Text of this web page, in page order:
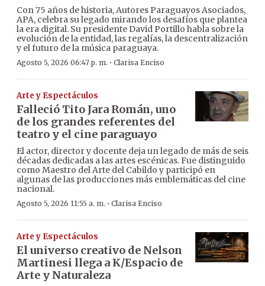
Con 75 años de historia, Autores Paraguayos Asociados,
APA, celebra su legado mirando los desafíos que plantea
la era digital. Su presidente David Portillo habla sobre la
evolución de la entidad, las regalías, la descentralización
y el futuro de la música paraguaya.
Agosto 5, 2026 06:47 p. m. · Clarisa Enciso
Arte y Espectáculos
Falleció Tito Jara Román, uno
de los grandes referentes del
teatro y el cine paraguayo
El actor, director y docente deja un legado de más de seis
décadas dedicadas a las artes escénicas. Fue distinguido
como Maestro del Arte del Cabildo y participó en
algunas de las producciones más emblemáticas del cine
nacional.
Agosto 5, 2026 11:55 a. m. · Clarisa Enciso
Arte y Espectáculos
El universo creativo de Nelson
Martinesi llega a K/Espacio de
Arte y Naturaleza